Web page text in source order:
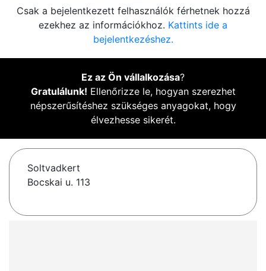
Csak a bejelentkezett felhasználók férhetnek hozzá
ezekhez az információkhoz. Kattints ide a
bejelentkezéshez.
Ez az Ön vállalkozása?
Gratulálunk! Ellenőrizze le, hogyan szerezhet
népszerűsítéshez szükséges anyagokat, hogy
élvezhesse sikerét.
Soltvadkert
Bocskai u. 113